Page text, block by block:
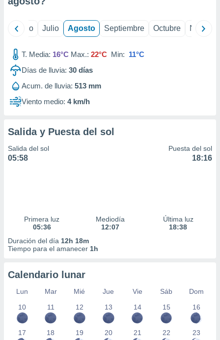
mediante
publicidad
publicidad
1199
Junio Julio Agosto Septiembre Octubre
T. Media: 16°C Max.: 22°C Min: 11°C
Días de lluvia: 30 días
Acum. de lluvia: 513 mm
Viento medio: 4 km/h
Salida y Puesta del sol
Salida del sol
05:58
Puesta del sol
18:16
Primera luz
05:36
Mediodía
12:07
Última luz
18:38
Duración del día 12h 18m
Tiempo para el amanecer 1h
Calendario lunar
Lun Mar Mié Jue Vie Sáb
Dom
10
11 12 13 14 15 16
17 18 19 20 21 22 23